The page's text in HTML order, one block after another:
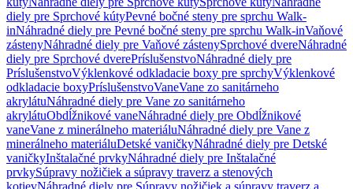
diely pre Sprchové kútyPevné bočné steny pre sprchu Walk-
inNáhradné diely pre Pevné bočné steny pre sprchu Walk-inVaňové
zástenyNáhradné diely pre Vaňové zástenySprchové dvereNáhradné
diely pre Sprchové dverePríslušenstvoNáhradné diely pre
PríslušenstvoVýklenkové odkladacie boxy pre sprchyVýklenkové
odkladacie boxyPríslušenstvoVaneVane zo sanitárneho
akrylátuNáhradné diely pre Vane zo sanitárneho
akrylátuObdĺžnikové vaneNáhradné diely pre Obdĺžnikové
vaneVane z minerálneho materiáluNáhradné diely pre Vane z
minerálneho materiáluDetské vaničkyNáhradné diely pre Detské
vaničkyInštalačné prvkyNáhradné diely pre Inštalačné
prvkySúpravy nožičiek a súpravy traverz a stenových
kotievNáhradné diely pre Súpravy nožičiek a súpravy traverz a